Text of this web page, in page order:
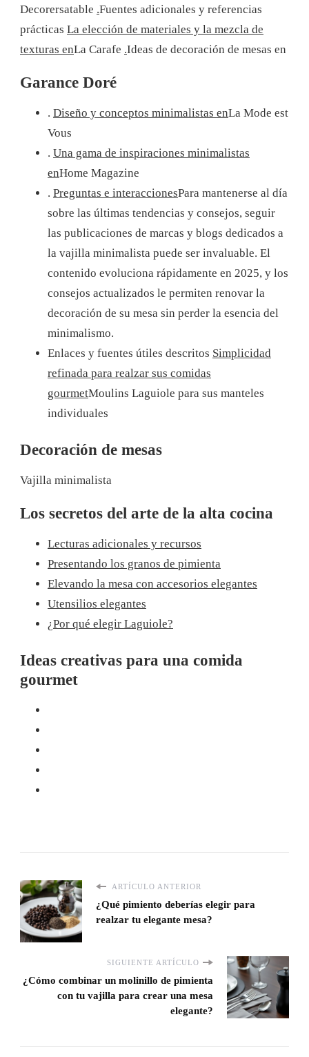
Decorersatable .Fuentes adicionales y referencias
prácticas La elección de materiales y la mezcla de
texturas enLa Carafe .Ideas de decoración de mesas en
Garance Doré
. Diseño y conceptos minimalistas enLa Mode est
Vous
. Una gama de inspiraciones minimalistas
enHome Magazine
. Preguntas e interaccionesPara mantenerse al día
sobre las últimas tendencias y consejos, seguir
las publicaciones de marcas y blogs dedicados a
la vajilla minimalista puede ser invaluable. El
contenido evoluciona rápidamente en 2025, y los
consejos actualizados le permiten renovar la
decoración de su mesa sin perder la esencia del
minimalismo.
Enlaces y fuentes útiles descritos Simplicidad
refinada para realzar sus comidas
gourmetMoulins Laguiole para sus manteles
individuales
Decoración de mesas
Vajilla minimalista
Los secretos del arte de la alta cocina
Lecturas adicionales y recursos
Presentando los granos de pimienta
Elevando la mesa con accesorios elegantes
Utensilios elegantes
¿Por qué elegir Laguiole?
Ideas creativas para una comida
gourmet
ARTÍCULO ANTERIOR
¿Qué pimiento deberías elegir para
realzar tu elegante mesa?
SIGUIENTE ARTÍCULO
¿Cómo combinar un molinillo de pimienta
con tu vajilla para crear una mesa
elegante?